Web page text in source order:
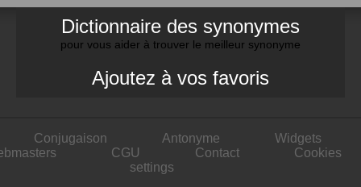
Dictionnaire des synonymes
pour vous aider à trouver le meilleur synonyme
Ajoutez à vos favoris
Conjugaison Antonyme
Widgets
CGU Contact
Cookies
settings